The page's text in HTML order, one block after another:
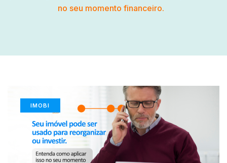
no seu momento financeiro.
IMOBI